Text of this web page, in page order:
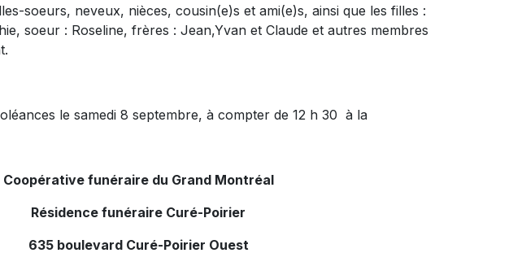
soeurs, neveux, nièces, cousin(e)s et ami(e)s, ainsi que les filles :
soeur : Roseline, frères : Jean,Yvan et Claude et autres membres
le samedi 8 septembre, à compter de 12 h 30 à la
Coopérative funéraire du Grand Montréal
Résidence funéraire Curé-Poirier
635 boulevard Curé-Poirier Ouest